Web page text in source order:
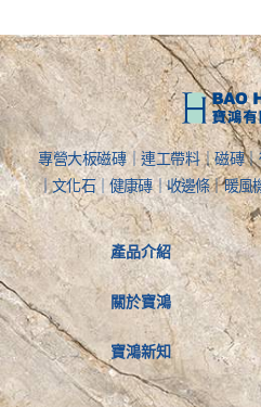
專營大板磁磚｜連工帶料｜磁磚
｜文化石｜健康磚｜收邊條｜暖風
產品介紹
關於寶鴻
寶鴻新知